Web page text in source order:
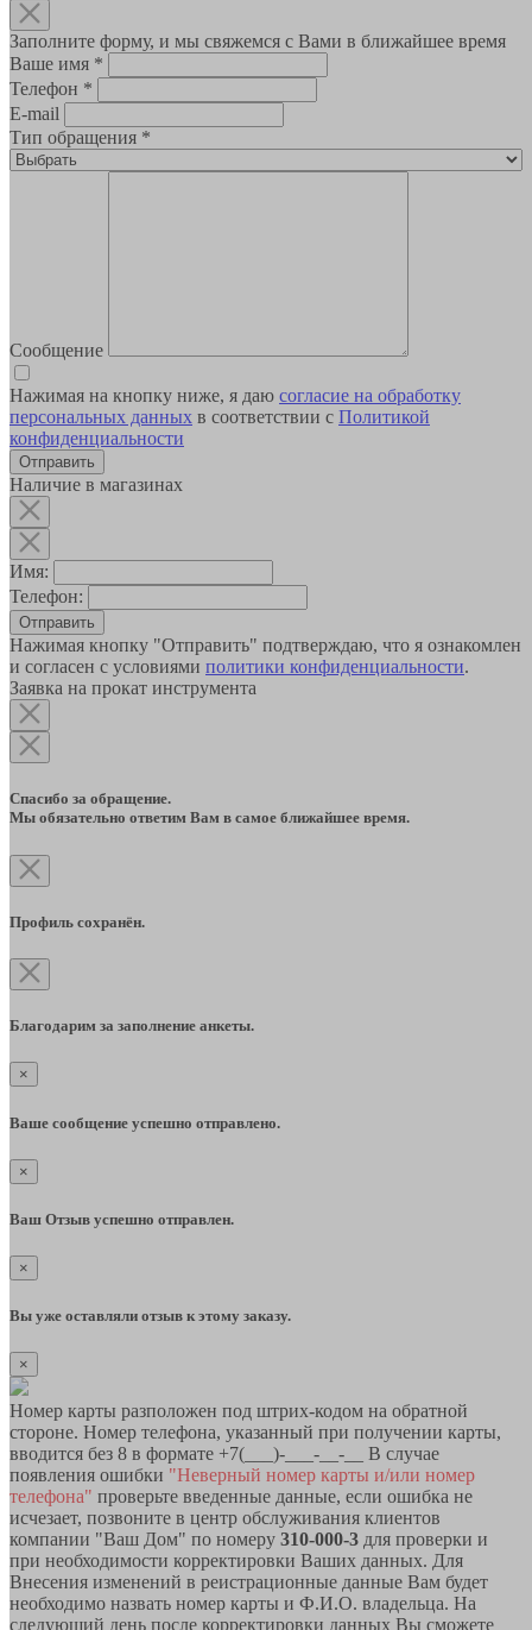
Заполните форму, и мы свяжемся с Вами в ближайшее время
Ваше имя *
Телефон *
E-mail
Тип обращения *
Сообщение
Нажимая на кнопку ниже, я даю согласие на обработку
персональных данных в соответствии с Политикой
конфиденциальности
Наличие в магазинах
Имя:
Телефон:
Отправить
Нажимая кнопку "Отправить" подтверждаю, что я ознакомлен
и согласен с условиями политики конфиденциальности.
Заявка на прокат инструмента
Спасибо за обращение.
Мы обязательно ответим Вам в самое ближайшее время.
Профиль сохранён.
Благодарим за заполнение анкеты.
×
Ваше сообщение успешно отправлено.
×
Ваш Отзыв успешно отправлен.
×
Вы уже оставляли отзыв к этому заказу.
×
Номер карты разположен под штрих-кодом на обратной
стороне. Номер телефона, указанный при получении карты,
вводится без 8 в формате +7(___)-___-__-__ В случае
появления ошибки "Неверный номер карты и/или номер
телефона" проверьте введенные данные, если ошибка не
исчезает, позвоните в центр обслуживания клиентов
компании "Ваш Дом" по номеру 310-000-3 для проверки и
при необходимости корректировки Ваших данных. Для
Внесения изменений в реистрационные данные Вам будет
необходимо назвать номер карты и Ф.И.О. владельца. На
следующий день после корректировки данных Вы сможете